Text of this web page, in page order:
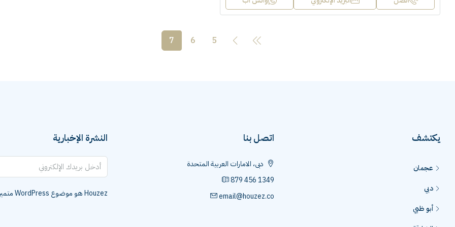
5
6
7
يكتشف
عجمان
دبي
أبو ظبي
اتصل بنا
دبى، الامارات العربية المتحدة
879 456 1349
email@houzez.co
النشرة الإخبارية
Houzez هو موضوع WordPress متميز للمصممين ووكلاء العقارات.